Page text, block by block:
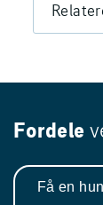
Fordele
Få en